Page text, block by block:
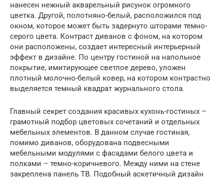
нанесен нежный акварельный рисунок огромного
цветка. Другой, полотняно-белый, расположился под
окном, которое может быть задернуто шторами темно-
серого цвета. Контраст диванов с фоном, на котором
они расположены, создает интересный интерьерный
эффект в дизайне. По центру гостиной на напольное
покрытие, имитирующее светлое дерево, уложен
плотный молочно-белый ковер, на котором контрастно
выделяется темный квадрат журнального стола.
Главный секрет создания красивых кухонь-гостиных –
грамотный подбор цветовых сочетаний и отдельных
мебельных элементов. В данном случае гостиная,
помимо диванов, оборудована подвесными
мебельными модулями с фасадами белого цвета и
полками – темно-коричневого. Между ними на стене
закреплена панель ТВ. Подобный аскетичный дизайн